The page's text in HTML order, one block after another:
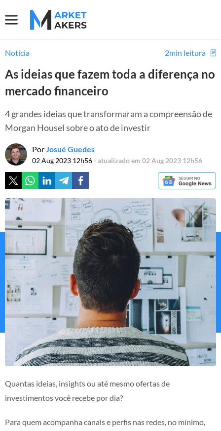
Notícia 2min leitura
As ideias que fazem toda a diferença no
mercado financeiro
4 grandes ideias que transformaram a compreensão de
Morgan Housel sobre o ato de investir
PorJosué Guedes
02 Aug 2023 12h56- atualizado em 02 Aug 2023 12h56
Quantas ideias, insights ou até mesmo ofertas de
investimentos você recebe por dia?
Para quem acompanha canais e perfis nas redes, no mínimo,